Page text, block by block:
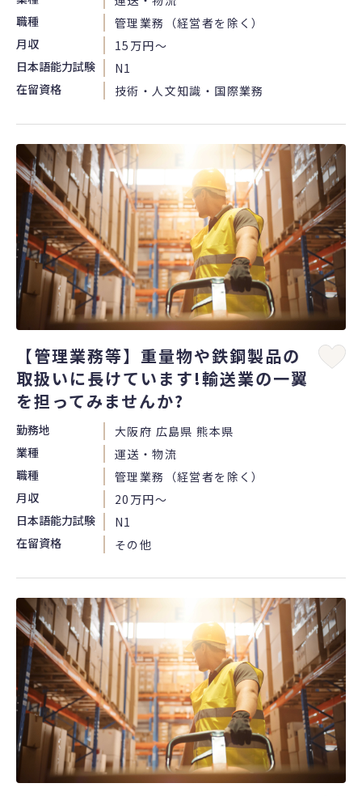
職種
管理業務（経営者を除く）
月収
15万円〜
日本語能力試験
N1
在留資格
技術・人文知識・国際業務
【管理業務等】重量物や鉄鋼製品の
取扱いに長けています!輸送業の一翼
を担ってみませんか?
勤務地
大阪府 広島県 熊本県
業種
運送・物流
職種
管理業務（経営者を除く）
月収
20万円〜
日本語能力試験
N1
在留資格
その他